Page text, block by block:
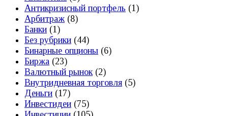
Антикризисный портфель (1)
Арбитраж (8)
Банки (1)
Без рубрики (44)
Бинарные опционы (6)
Биржа (23)
Валютный рынок(2)
Внутридневная торговля (5)
Деньги (17)
Инвестидеи (75)